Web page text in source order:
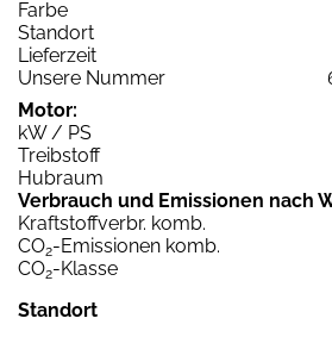
Farbe
Standort
Lieferzeit
Unsere Nummer
Motor:
kW / PS
Treibstoff
Hubraum
Verbrauch und Emissionen nach
Kraftstoffverbr. komb.
CO2-Emissionen komb.
CO2-Klasse
Standort